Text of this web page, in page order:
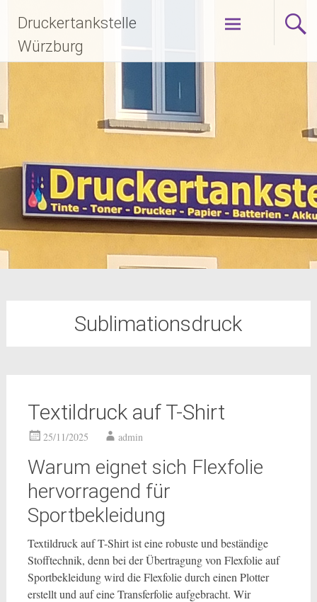
Inhalt
springen
Druckertankstelle
Würzburg
Sublimationsdruck
Textildruck auf T-Shirt
25/11/2025 admin
Warum eignet sich Flexfolie
hervorragend für
Sportbekleidung
Textildruck auf T-Shirt ist eine robuste und beständige
Stofftechnik, denn bei der Übertragung von Flexfolie auf
Sportbekleidung wird die Flexfolie durch einen Plotter
erstellt und auf eine Transferfolie aufgebracht. Wir